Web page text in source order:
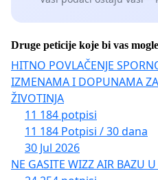
Druge peticije koje bi vas
HITNO POVLAČENJE
IZMENAMA I DOPUNAMA
ŽIVOTINJA
11 184 potpisi
11 184 Potpisi / 30 dana
30 Jul 2026
NE GASITE WIZZ AIR BAZU